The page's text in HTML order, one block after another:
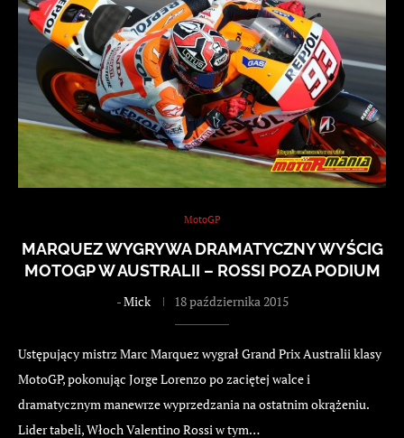
MotoGP
MARQUEZ WYGRYWA DRAMATYCZNY WYŚCIG
MOTOGP W AUSTRALII – ROSSI POZA PODIUM
-Mick 18 października 2015
Ustępujący mistrz Marc Marquez wygrał Grand Prix Australii klasy
MotoGP, pokonując Jorge Lorenzo po zaciętej walce i
dramatycznym manewrze wyprzedzania na ostatnim okrążeniu.
Lider tabeli, Włoch Valentino Rossi w tym…